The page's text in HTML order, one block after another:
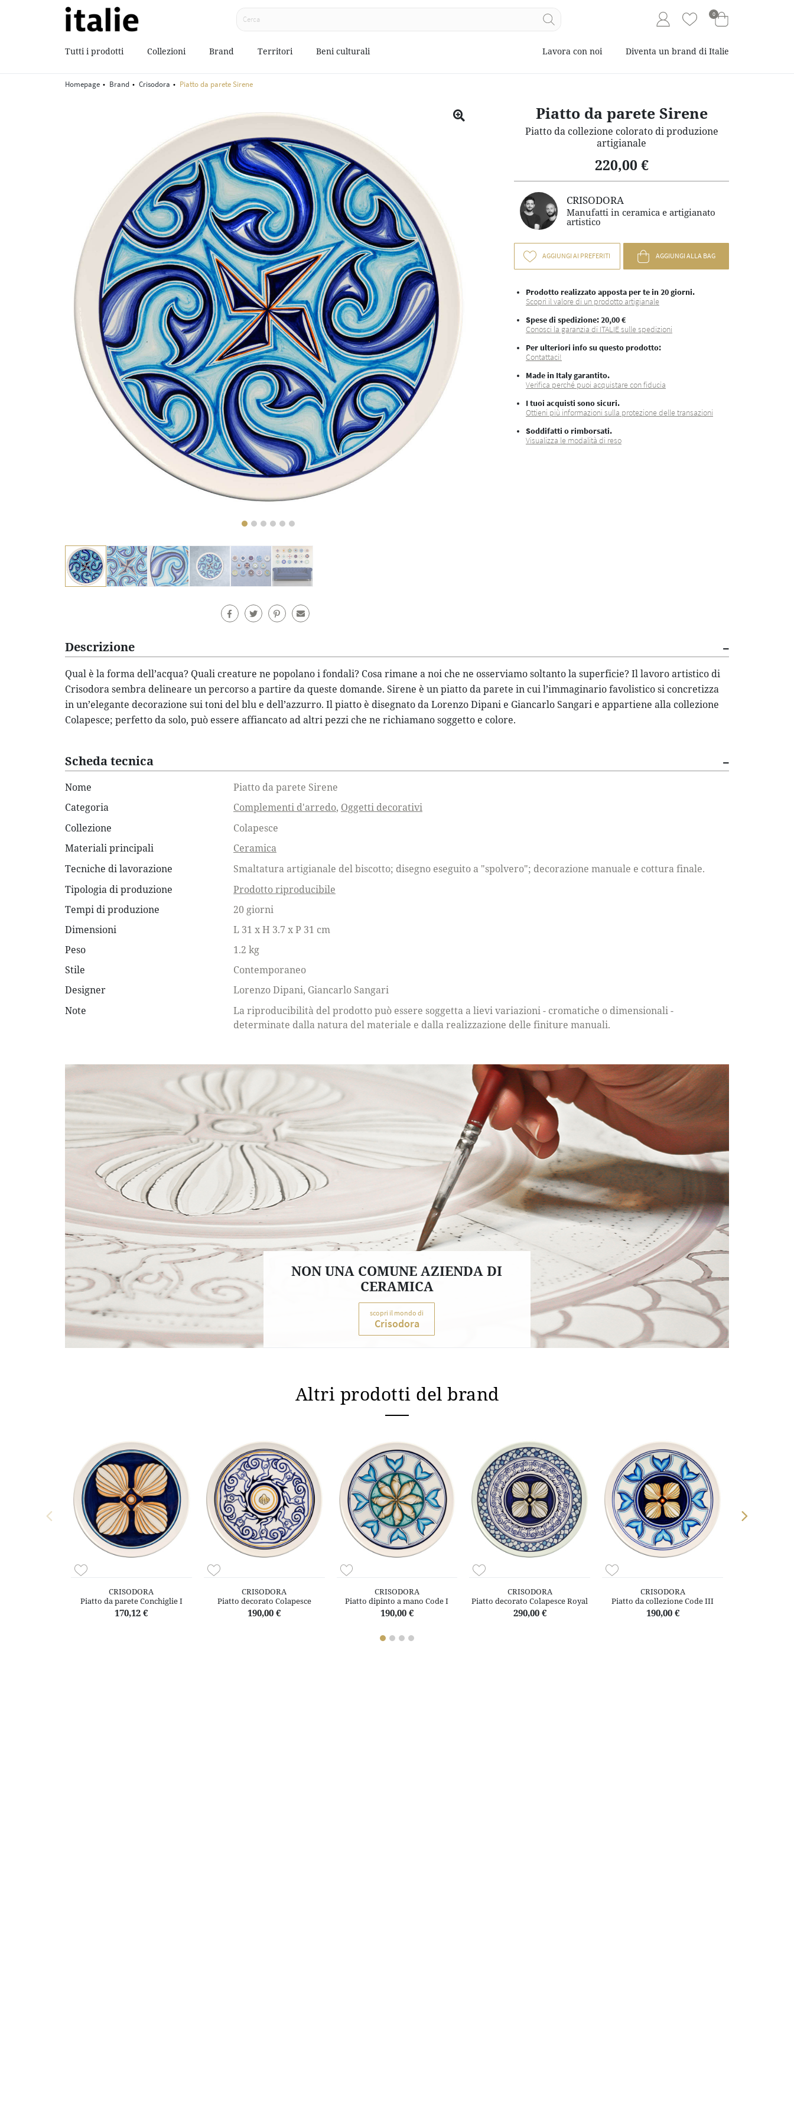
0
Tutti i prodotti Collezioni Brand Territori Beni culturali Lavora con noi Diventa un brand di Italie
Homepage Brand Crisodora Piatto da parete Sirene
Piatto da parete Sirene
Piatto da collezione colorato di produzione
artigianale
220,00 €
CRISODORA
Manufatti in ceramica e artigianato
artistico
AGGIUNGI AI PREFERITI AGGIUNGI ALLA BAG
Prodotto realizzato apposta per te in 20 giorni.
Scopri il valore di un prodotto artigianale
Spese di spedizione: 20,00 €
Conosci la garanzia di ITALIE sulle spedizioni
Per ulteriori info su questo prodotto:
Contattaci!
Made in Italy garantito.
Verifica perché puoi acquistare con fiducia
I tuoi acquisti sono sicuri.
Ottieni più informazioni sulla protezione delle transazioni
Soddifatti o rimborsati.
Visualizza le modalità di reso
Descrizione
Qual è la forma dell’acqua? Quali creature ne popolano i fondali? Cosa rimane a noi che ne osserviamo soltanto la superficie? Il lavoro artistico di
Crisodora sembra delineare un percorso a partire da queste domande. Sirene è un piatto da parete in cui l’immaginario favolistico si concretizza
in un’elegante decorazione sui toni del blu e dell’azzurro. Il piatto è disegnato da Lorenzo Dipani e Giancarlo Sangari e appartiene alla collezione
Colapesce; perfetto da solo, può essere affiancato ad altri pezzi che ne richiamano soggetto e colore.
Scheda tecnica
Nome
Piatto da parete Sirene
Categoria
Complementi d'arredo, Oggetti decorativi
Collezione
Colapesce
Materiali principali
Ceramica
Tecniche di lavorazione
Smaltatura artigianale del biscotto; disegno eseguito a "spolvero"; decorazione manuale e cottura finale.
Tipologia di produzione
Prodotto riproducibile
Tempi di produzione
20 giorni
Dimensioni
L 31 x H 3.7 x P 31 cm
Peso
1.2 kg
Stile
Contemporaneo
Designer
Lorenzo Dipani, Giancarlo Sangari
Note
La riproducibilità del prodotto può essere soggetta a lievi variazioni - cromatiche o dimensionali -
determinate dalla natura del materiale e dalla realizzazione delle finiture manuali.
NON UNA COMUNE AZIENDA DI
CERAMICA
scopri il mondo di
Crisodora
Altri prodotti del brand
CRISODORA
Piatto da parete Conchiglie I
170,12 €
CRISODORA
Piatto decorato Colapesce
190,00 €
CRISODORA
Piatto dipinto a mano Code I
190,00 €
CRISODORA
Piatto decorato Colapesce Royal
290,00 €
CRISODORA
Piatto da collezione Code III
190,00 €